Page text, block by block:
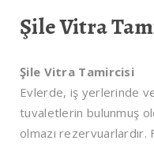
Şile Vitra
Şile Vitra Tamircisi
Evlerde, iş yerlerinde
tuvaletlerin bulunmuş
olmazı